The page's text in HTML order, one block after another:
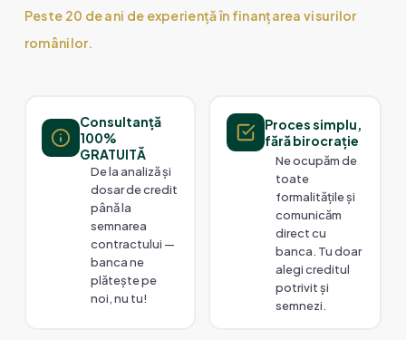
Peste 20 de ani de experiență în finanțarea visurilor
românilor.
Consultanță
100%
GRATUITĂ
De la analiză și
dosar de credit
până la
semnarea
contractului —
banca ne
plătește pe
noi, nu tu!
Proces simplu,
fără birocrație
Ne ocupăm de
toate
formalitățile și
comunicăm
direct cu
banca. Tu doar
alegi creditul
potrivit și
semnezi.